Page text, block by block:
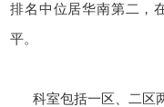
排名中位居华南第二，
平。
科室包括一区、二区